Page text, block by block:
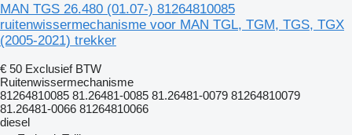
MAN TGS 26.480 (01.07-) 81264810085
ruitenwissermechanisme voor MAN TGL, TGM, TGS, TGX
(2005-2021) trekker
€ 50 Exclusief BTW
Ruitenwissermechanisme
81264810085 81.26481-0085 81.26481-0079 81264810079
81.26481-0066 81264810066
diesel